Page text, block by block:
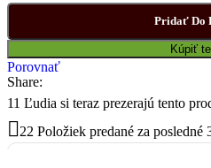
Pridať Do
Kúpiť
Porovnať
Share:
11 Ľudia si teraz prezerajú tento
22 Položiek predané za posledné